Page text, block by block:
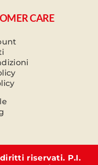
CARE
riservati. P.I.